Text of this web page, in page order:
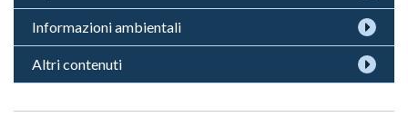
Informazioni ambientali
Altri contenuti